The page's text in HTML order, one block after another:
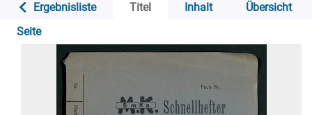
Ergebnisliste Titel Inhalt
Übersicht
Seite